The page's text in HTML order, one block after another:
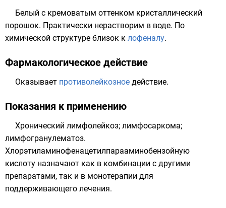
Белый с кремоватым оттенком кристаллический
порошок. Практически нерастворим в воде. По
химической структуре близок к лофеналу.
Фармакологическое действие
Оказывает противолейкозное действие.
Показания к применению
Хронический лимфолейкоз; лимфосаркома;
лимфогранулематоз.
Хлорэтиламинофенацетилпарааминобензойную
кислоту назначают как в комбинации с другими
препаратами, так и в монотерапии для
поддерживающего лечения.